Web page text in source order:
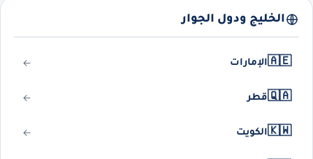
الخليج ودول الجوار
🇦🇪الإمارات
🇶🇦قطر
🇰🇼الكويت